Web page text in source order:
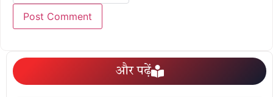
और पढ़ें